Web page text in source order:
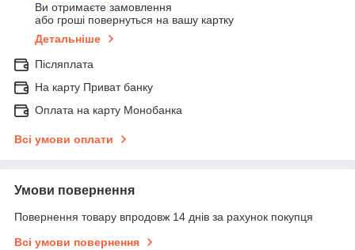
Ви отримаєте замовлення
або гроші повернуться на вашу картку
Детальніше
Післяплата
На карту Приват банку
Оплата на карту Монобанка
Всі умови оплати
Умови повернення
Повернення товару впродовж 14 днів за рахунок покупця
Всі умови повернення